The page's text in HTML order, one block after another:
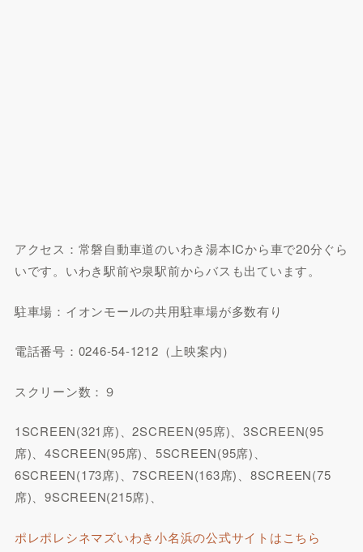
アクセス：常磐自動車道のいわき湯本ICから車で20分ぐら
いです。いわき駅前や泉駅前からバスも出ています。
駐車場：イオンモールの共用駐車場が多数有り
電話番号：0246-54-1212（上映案内）
スクリーン数：９
1SCREEN(321席)、2SCREEN(95席)、3SCREEN(95
席)、4SCREEN(95席)、5SCREEN(95席)、
6SCREEN(173席)、7SCREEN(163席)、8SCREEN(75
席)、9SCREEN(215席)、
ポレポレシネマズいわき小名浜の公式サイトはこちら